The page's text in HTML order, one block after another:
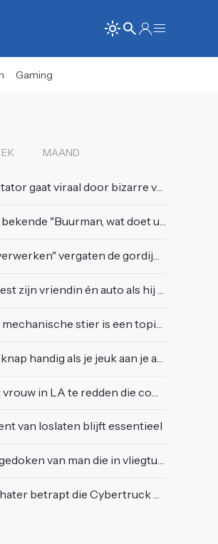
Gaming
MAAND
bizarre vertoning op live televisie: "Helemaal stijf van de bloem"
wat doet u nu?"-scène uit Flodder met Tatjana Šimić
vergaten de gordijnen dicht te doen
én auto als hij bocht te scherp neemt
stier is een topidee voor een eerste date
handig als je jeuk aan je arie hebt
te redden die compleet van het padje is
van loslaten blijft essentieel
man die in vliegtuigmotor springt op vliegveld Milaan
Cybertruck op een 'speciale bruine coating' trakteert